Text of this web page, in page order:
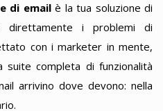
di emailè la tua soluzione di
direttamente i problemi di
con i marketer in mente,
completa di funzionalità
arrivino dove devono: nella